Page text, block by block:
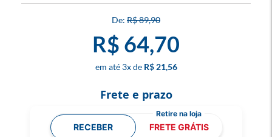
R$ 89,90
R$ 64,70
3x R$ 21,56
Frete e prazo
RECEBER FRETE GRÁTIS